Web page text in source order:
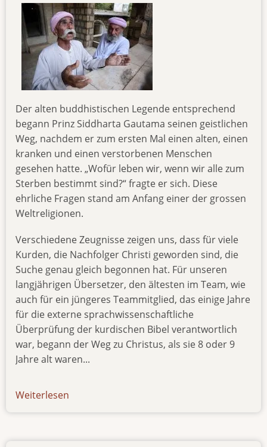
Der alten buddhistischen Legende entsprechend
begann Prinz Siddharta Gautama seinen geistlichen
Weg, nachdem er zum ersten Mal einen alten, einen
kranken und einen verstorbenen Menschen
gesehen hatte. „Wofür leben wir, wenn wir alle zum
Sterben bestimmt sind?“ fragte er sich. Diese
ehrliche Fragen stand am Anfang einer der grossen
Weltreligionen.
Verschiedene Zeugnisse zeigen uns, dass für viele
Kurden, die Nachfolger Christi geworden sind, die
Suche genau gleich begonnen hat. Für unseren
langjährigen Übersetzer, den ältesten im Team, wie
auch für ein jüngeres Teammitglied, das einige Jahre
für die externe sprachwissenschaftliche
Überprüfung der kurdischen Bibel verantwortlich
war, begann der Weg zu Christus, als sie 8 oder 9
Jahre alt waren...
Weiterlesen